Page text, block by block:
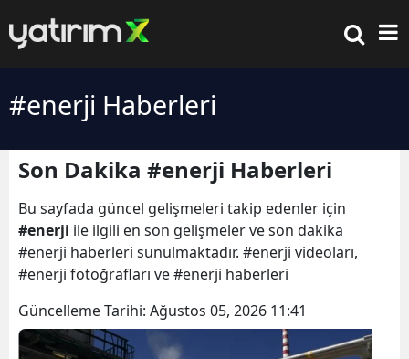
#enerji Haberleri
Son Dakika #enerji Haberleri
Bu sayfada güncel gelişmeleri takip edenler için
#enerji ile ilgili en son gelişmeler ve son dakika
#enerji haberleri sunulmaktadır. #enerji videoları,
#enerji fotoğrafları ve #enerji haberleri
Güncelleme Tarihi: Ağustos 05, 2026 11:41